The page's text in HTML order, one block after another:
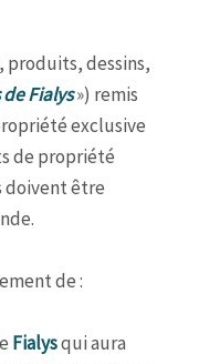
produits, dessins,
Fialys») remis
exclusive
de propriété
doivent être
de :
Fialysqui aura